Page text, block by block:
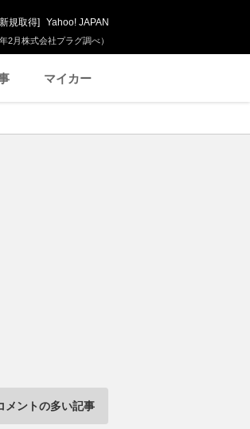
2月株式会社プラグ調べ）
新規取得] Yahoo! JAPAN
マイカー
メントの多い記事